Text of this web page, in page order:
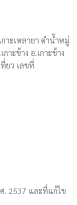
กาะเหลายา ดำน้ำหมู่
าะช้าง อ.เกาะช้าง
ยว เลขที่
2537 และที่แก้ไข